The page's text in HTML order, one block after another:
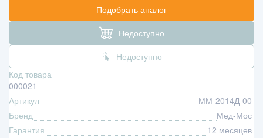
Подобрать аналог
Недоступно
Недоступно
Код товара
000021
Артикул
ММ-2014Д-00
Бренд
Мед-Мос
Гарантия
12 месяцев